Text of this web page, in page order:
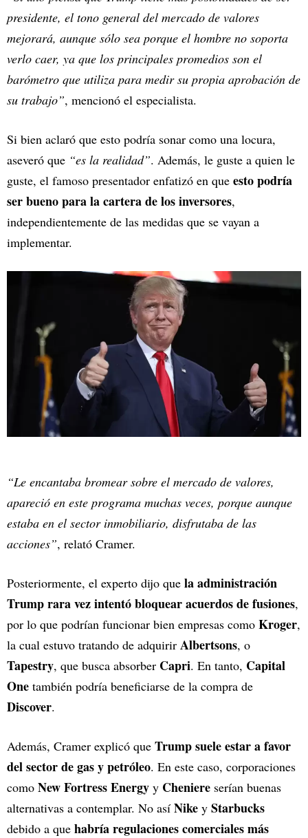
presidente, el tono general del mercado de valores
mejorará, aunque sólo sea porque el hombre no soporta
verlo caer, ya que los principales promedios son el
barómetro que utiliza para medir su propia aprobación de
su trabajo”, mencionó el especialista.
Si bien aclaró que esto podría sonar como una locura,
aseveró que “es la realidad”. Además, le guste a quien le
guste, el famoso presentador enfatizó en que esto podría
ser bueno para la cartera de los inversores,
independientemente de las medidas que se vayan a
implementar.
“Le encantaba bromear sobre el mercado de valores,
apareció en este programa muchas veces, porque aunque
estaba en el sector inmobiliario, disfrutaba de las
acciones”, relató Cramer.
Posteriormente, el experto dijo que la administración
Trump rara vez intentó bloquear acuerdos de fusiones,
por lo que podrían funcionar bien empresas como Kroger,
la cual estuvo tratando de adquirir Albertsons, o
Tapestry, que busca absorber Capri. En tanto, Capital
One también podría beneficiarse de la compra de
Discover.
Además, Cramer explicó que Trump suele estar a favor
del sector de gas y petróleo. En este caso, corporaciones
como New Fortress Energy y Cheniere serían buenas
alternativas a contemplar. No así Nike y Starbucks
debido a que habría regulaciones comerciales más